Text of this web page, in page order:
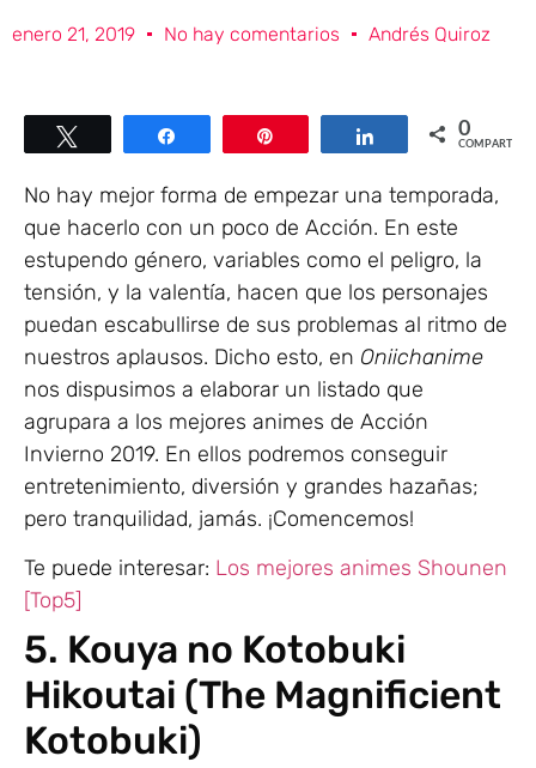
enero 21, 2019 No hay comentarios Andrés Quiroz
Compartir Compartir0
COMPARTIR
No hay mejor forma de empezar una temporada,
que hacerlo con un poco de Acción. En este
estupendo género, variables como el peligro, la
tensión, y la valentía, hacen que los personajes
puedan escabullirse de sus problemas al ritmo de
nuestros aplausos. Dicho esto, en Oniichanime
nos dispusimos a elaborar un listado que
agrupara a los mejores animes de Acción
Invierno 2019. En ellos podremos conseguir
entretenimiento, diversión y grandes hazañas;
pero tranquilidad, jamás. ¡Comencemos!
Te puede interesar: Los mejores animes Shounen
[Top5]
5. Kouya no Kotobuki
Hikoutai (The Magnificient
Kotobuki)